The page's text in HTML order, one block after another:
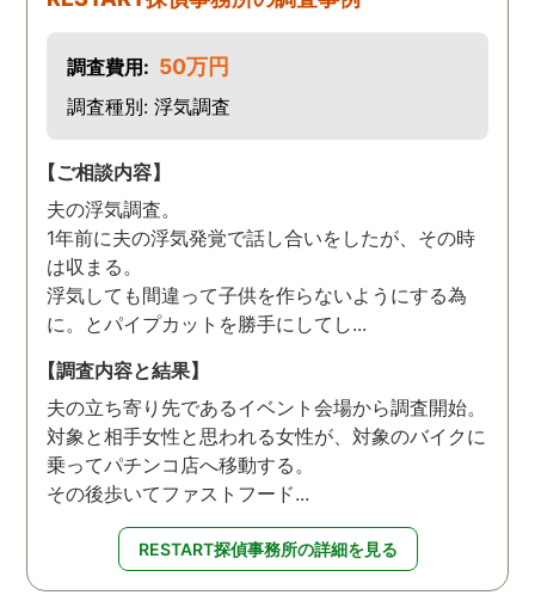
調査費用: 50万円
調査種別: 浮気調査
【ご相談内容】
夫の浮気調査。
1年前に夫の浮気発覚で話し合いをしたが、その時
は収まる。
浮気しても間違って子供を作らないようにする為
に。とパイプカットを勝手にしてし...
【調査内容と結果】
夫の立ち寄り先であるイベント会場から調査開始。
対象と相手女性と思われる女性が、対象のバイクに
乗ってパチンコ店へ移動する。
その後歩いてファストフード...
RESTART探偵事務所の詳細を見る